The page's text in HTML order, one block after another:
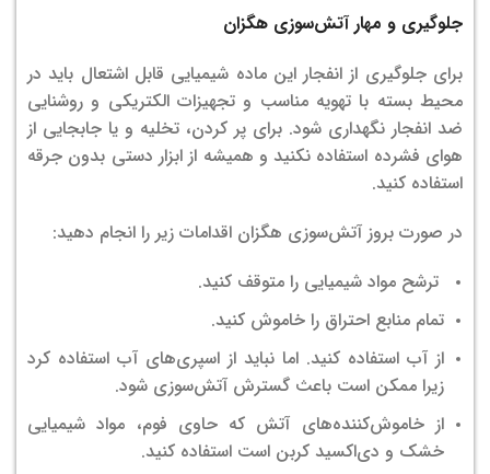
جلوگیری و مهار آتش‌سوزی هگزان
برای جلوگیری از انفجار این ماده شیمیایی قابل اشتعال باید در
محیط بسته با تهویه مناسب و تجهیزات الکتریکی و روشنایی
ضد انفجار نگهداری شود. برای پر کردن، تخلیه و یا جابجایی از
هوای فشرده استفاده نکنید و همیشه از ابزار دستی بدون جرقه
استفاده کنید.
در صورت بروز آتش‌سوزی هگزان اقدامات زیر را انجام دهید:
ترشح مواد شیمیایی را متوقف کنید.
تمام منابع احتراق را خاموش کنید.
از آب استفاده کنید. اما نباید از اسپری‌های آب استفاده کرد
زیرا ممکن است باعث گسترش آتش‌سوزی شود.
از خاموش‌کننده‌های آتش که حاوی فوم، مواد شیمیایی
خشک و دی‌اکسید کربن است استفاده کنید.